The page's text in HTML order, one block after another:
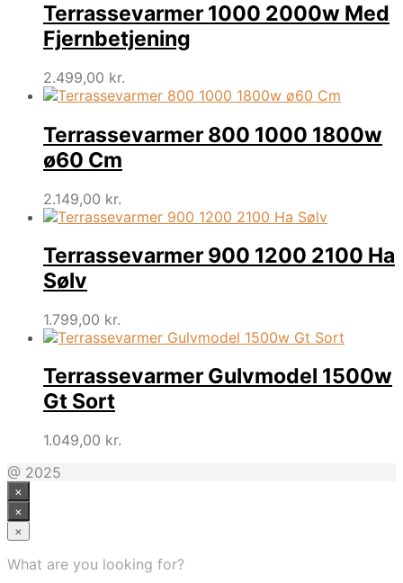
Terrassevarmer 1000 2000w Med
Fjernbetjening
2.499,00 kr.
Terrassevarmer 800 1000 1800w
ø60 Cm
2.149,00 kr.
Terrassevarmer 900 1200 2100 Ha
Sølv
1.799,00 kr.
Terrassevarmer Gulvmodel 1500w
Gt Sort
1.049,00 kr.
@ 2025
×
×
×
What are you looking for?